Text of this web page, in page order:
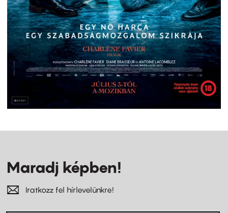
Maradj képben!
Iratkozz fel hírlevelünkre!